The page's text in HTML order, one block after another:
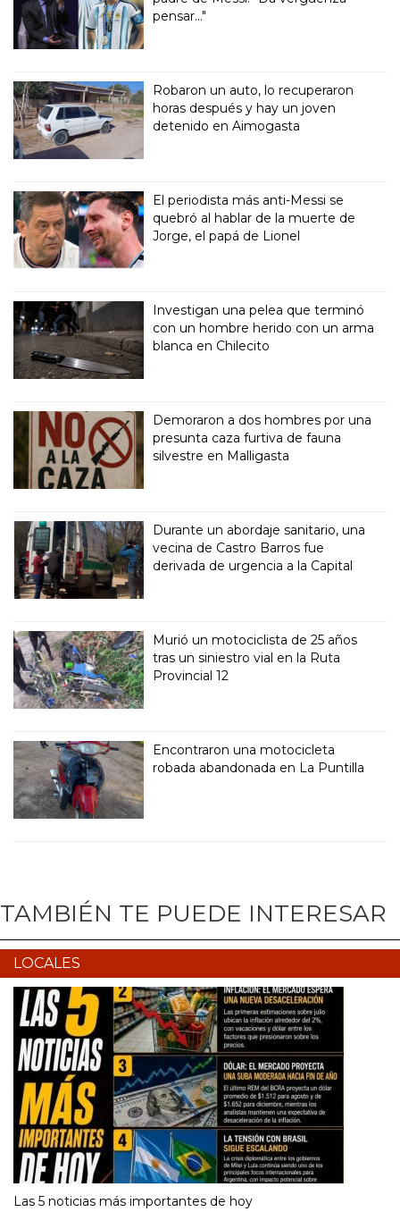
pensar..."
Robaron un auto, lo recuperaron
horas después y hay un joven
detenido en Aimogasta
El periodista más anti-Messi se
quebró al hablar de la muerte de
Jorge, el papá de Lionel
Investigan una pelea que terminó
con un hombre herido con un arma
blanca en Chilecito
Demoraron a dos hombres por una
presunta caza furtiva de fauna
silvestre en Malligasta
Durante un abordaje sanitario, una
vecina de Castro Barros fue
derivada de urgencia a la Capital
Murió un motociclista de 25 años
tras un siniestro vial en la Ruta
Provincial 12
Encontraron una motocicleta
robada abandonada en La Puntilla
TAMBIÉN TE PUEDE INTERESAR
LOCALES
Las 5 noticias más importantes de hoy